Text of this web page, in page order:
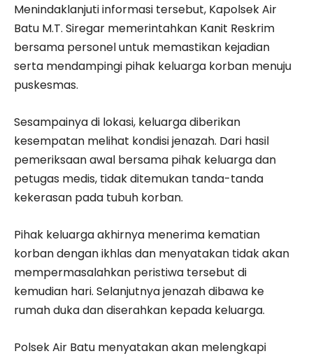
Menindaklanjuti informasi tersebut, Kapolsek Air
Batu M.T. Siregar memerintahkan Kanit Reskrim
bersama personel untuk memastikan kejadian
serta mendampingi pihak keluarga korban menuju
puskesmas.
Sesampainya di lokasi, keluarga diberikan
kesempatan melihat kondisi jenazah. Dari hasil
pemeriksaan awal bersama pihak keluarga dan
petugas medis, tidak ditemukan tanda-tanda
kekerasan pada tubuh korban.
Pihak keluarga akhirnya menerima kematian
korban dengan ikhlas dan menyatakan tidak akan
mempermasalahkan peristiwa tersebut di
kemudian hari. Selanjutnya jenazah dibawa ke
rumah duka dan diserahkan kepada keluarga.
Polsek Air Batu menyatakan akan melengkapi